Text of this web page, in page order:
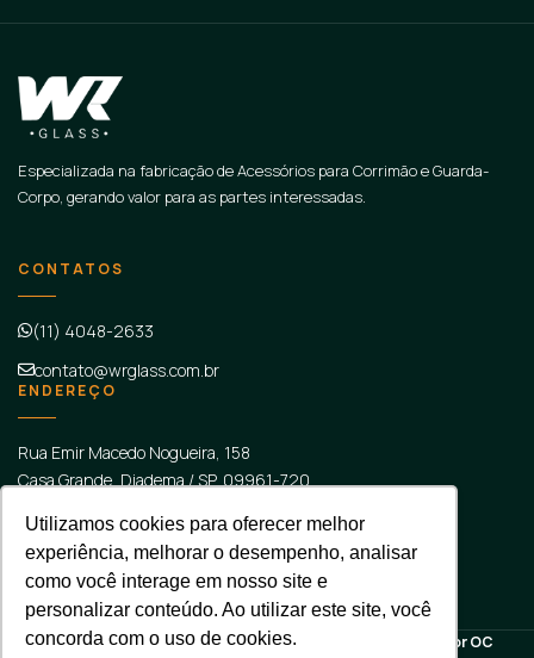
Utilizamos cookies para oferecer melhor
experiência, melhorar o desempenho, analisar
como você interage em nosso site e
personalizar conteúdo. Ao utilizar este site, você
concorda com o uso de cookies.
Especializada na fabricação de Acessórios para Corrimão e Guarda-
Corpo, gerando valor para as partes interessadas.
CONTATOS
(11) 4048-2633
contato@wrglass.com.br
ENDEREÇO
Rua Emir Macedo Nogueira, 158
Casa Grande, Diadema/SP, 09961-720
WR Glass - Todos direitos reservados 2026 - Desenvolvido porOC